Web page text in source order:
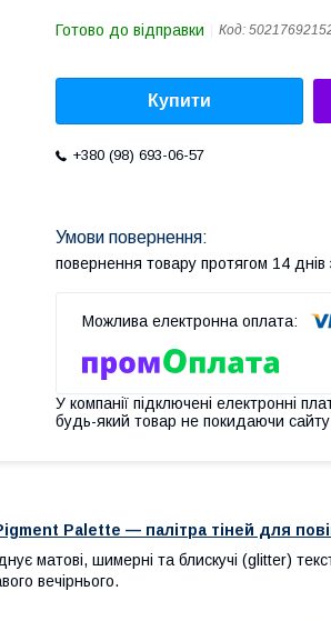
Готово до відправки Код:
Купити
+380 (98) 693-06-57
повернення товару протягом 14 днів
У компанії підключені електронні
будь-який товар не покидаючи
Palette — палітра тіней для
матові, шимерні та блискучі (glitter)
вечірнього.